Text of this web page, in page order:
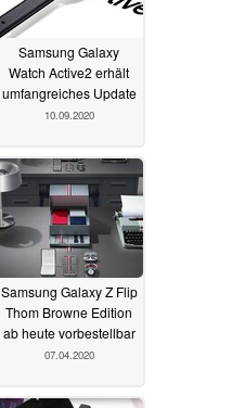
Samsung Galaxy
Watch Active2 erhält
umfangreiches Update
10.09.2020
Samsung Galaxy Z Flip
Thom Browne Edition
ab heute vorbestellbar
07.04.2020